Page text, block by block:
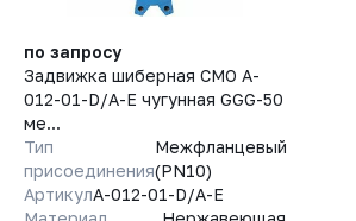
по запросу
Задвижка шиберная СМО A-
012-01-D/A-E чугунная GGG-50
ме...
Тип
присоединения
Межфланцевый
(PN10)
АртикулA-012-01-D/A-E